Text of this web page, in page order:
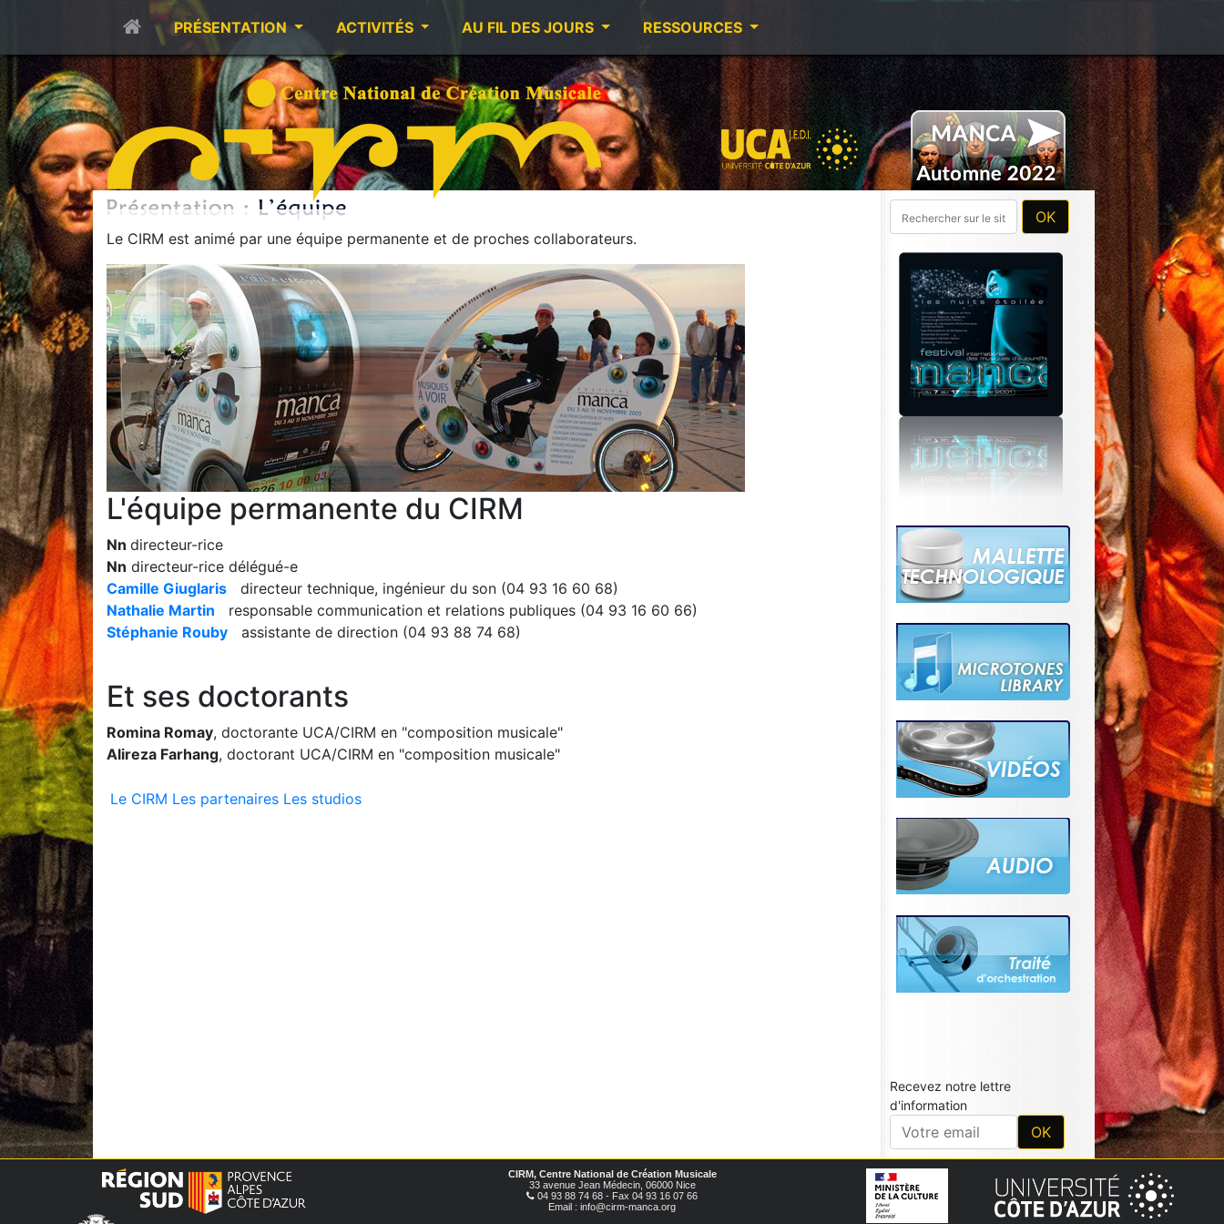
PRÉSENTATION ACTIVITÉS AU FIL DES JOURS RESSOURCES
Le CIRM est animé par une équipe permanente et de proches collaborateurs.
L'équipe permanente du CIRM
Nn directeur-rice
Nn directeur-rice délégué-e
Camille Giuglaris directeur technique, ingénieur du son (04 93 16 60 68)
Nathalie Martin responsable communication et relations publiques (04 93 16 60 66)
Stéphanie Rouby assistante de direction (04 93 88 74 68)
Et ses doctorants
Romina Romay, doctorante UCA/CIRM en "composition musicale"
Alireza Farhang, doctorant UCA/CIRM en "composition musicale"
Le CIRM Les partenaires Les studios
Recevez notre lettre
d'information
CIRM, Centre National de Création Musicale
33 avenue Jean Médecin, 06000 Nice
04 93 88 74 68 - Fax 04 93 16 07 66
Email : info@cirm-manca.org